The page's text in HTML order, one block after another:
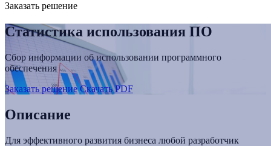
Заказать решение
Статистика использования ПО
Сбор информации об использовании программного
обеспечения
Заказать решение Скачать PDF
Описание
Для эффективного развития бизнеса любой разработчик